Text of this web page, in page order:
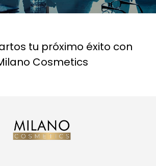
tu próximo éxito con
Cosmetics